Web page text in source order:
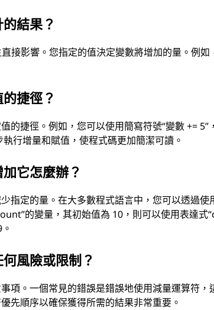
結果？
接影響。您指定的值決定變數將增加的量。例如
捷徑？
的捷徑。例如，您可以使用簡寫符號“變數 += 5”
行增量和賦值，使程式碼更加簡潔可讀。
它怎麼辦？
指定的量。在大多數程式語言中，您可以透過使
的變量，其初始值為 10，則可以使用表達式
風險或限制？
項。一個常見的錯誤是錯誤地使用減量運算符，
先順序以確保獲得所需的結果非常重要。